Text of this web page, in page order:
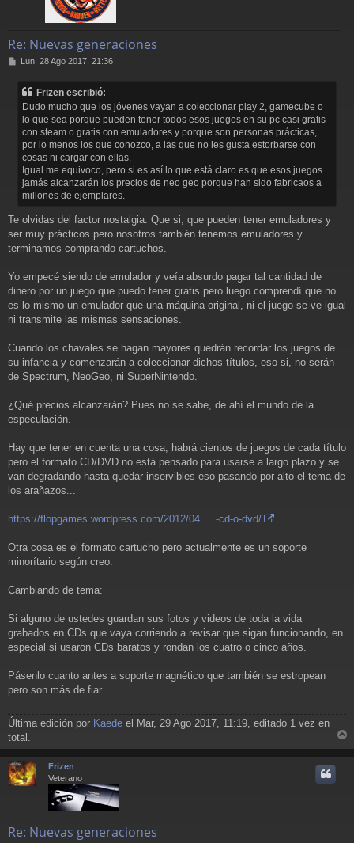
Re: Nuevas generaciones
M Lun, 28 Ago 2017, 21:36
Frizen escribió:
Dudo mucho que los jóvenes vayan a coleccionar play 2, gamecube o
lo que sea porque pueden tener todos esos juegos en su pc casi gratis
con steam o gratis con emuladores y porque son personas prácticas,
por lo menos los que conozco, a las que no les gusta estorbarse con
cosas ni cargar con ellas.
Igual me equivoco, pero si es así lo que está claro es que esos juegos
jamás alcanzarán los precios de neo geo porque han sido fabricaos a
millones de ejemplares.
Te olvidas del factor nostalgia. Que si, que pueden tener emuladores y
ser muy prácticos pero nosotros también tenemos emuladores y
terminamos comprando cartuchos.
Yo empecé siendo de emulador y veía absurdo pagar tal cantidad de
dinero por un juego que puedo tener gratis pero luego comprendí que no
es lo mismo un emulador que una máquina original, ni el juego se ve igual
ni transmite las mismas sensaciones.
Cuando los chavales se hagan mayores quedrán recordar los juegos de
su infancia y comenzarán a coleccionar dichos títulos, eso si, no serán
de Spectrum, NeoGeo, ni SuperNintendo.
¿Qué precios alcanzarán? Pues no se sabe, de ahí el mundo de la
especulación.
Hay que tener en cuenta una cosa, habrá cientos de juegos de cada título
pero el formato CD/DVD no está pensado para usarse a largo plazo y se
van degradando hasta quedar inservibles eso pasando por alto el tema de
los arañazos...
https://flopgames.wordpress.com/2012/04 ... -cd-o-dvd/
Otra cosa es el formato cartucho pero actualmente es un soporte
minorítario según creo.
Cambiando de tema:
Si alguno de ustedes guardan sus fotos y videos de toda la vida
grabados en CDs que vaya corriendo a revisar que sigan funcionando, en
especial si usaron CDs baratos y rondan los cuatro o cinco años.
Pásenlo cuanto antes a soporte magnético que también se estropean
pero son más de fiar.
Última edición por Kaede el Mar, 29 Ago 2017, 11:19, editado 1 vez en
total.
r
Frizen
Veterano
Re: Nuevas generaciones